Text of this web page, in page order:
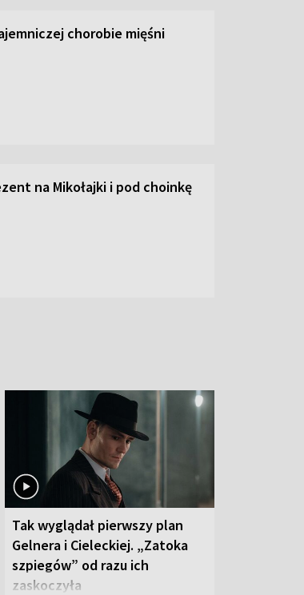
chorobie mięśni
na Mikołajki i pod choinkę
Tak wyglądał pierwszy plan
Gelnera i Cieleckiej. „Zatoka
szpiegów” od razu ich
zaskoczyła